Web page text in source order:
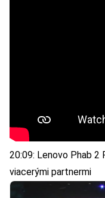
20:09: Lenovo Phab 2
viacerými partnermi